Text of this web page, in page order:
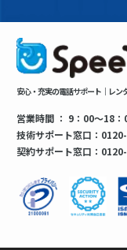
安心・充実の電話サポート｜レン
営業時間 ： 9：00～18：
技術サポート窓口：
契約サポート窓口：